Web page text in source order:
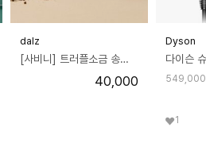
dalz
[사비니] 트러플소금 송로버섯소금 100g
40,000
Dyson
549,000
1